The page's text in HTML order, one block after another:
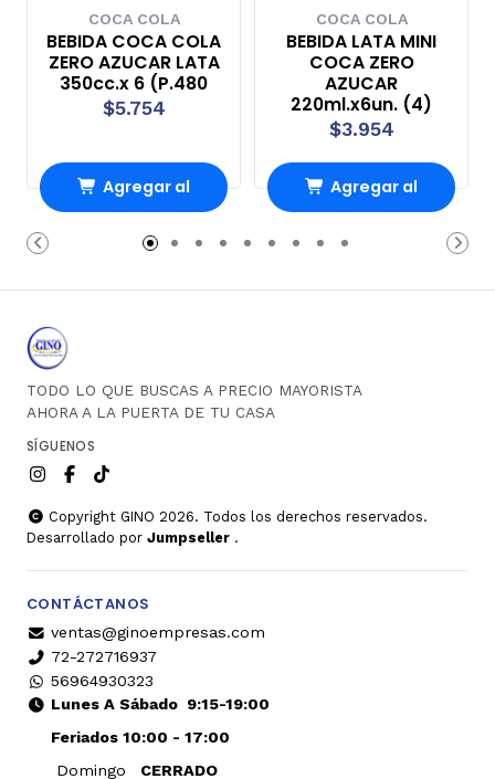
COCA COLA
BEBIDA COCA COLA
ZERO AZUCAR LATA
350cc.x 6 (P.480
$5.754
Agregar al
Carro
COCA COLA
BEBIDA LATA MINI
COCA ZERO
AZUCAR
220ml.x6un. (4)
$3.954
Agregar al
Carro
TODO LO QUE BUSCAS A PRECIO MAYORISTA
AHORA A LA PUERTA DE TU CASA
SÍGUENOS
Copyright GINO 2026. Todos los derechos reservados.
Desarrollado por Jumpseller .
CONTÁCTANOS
ventas@ginoempresas.com
72-272716937
56964930323
Lunes A Sábado9:15-19:00
Feriados 10:00 - 17:00
Domingo
CERRADO